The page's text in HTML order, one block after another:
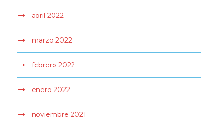
abril 2022
marzo 2022
febrero 2022
enero 2022
noviembre 2021